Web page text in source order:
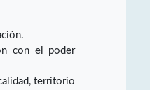
con el poder
territorio